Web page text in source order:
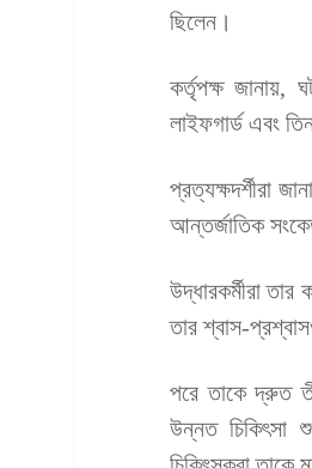
ছিলেন।
কর্তৃপক্ষ জানায়,
লাইফগার্ড এবং
প্রত্যক্ষদর্শীরা
আন্তর্জাতিক
উদ্ধারকর্মীরা
তার শ্বাস-
পরে তাকে দ্রুত
উন্নত চিকিৎসা